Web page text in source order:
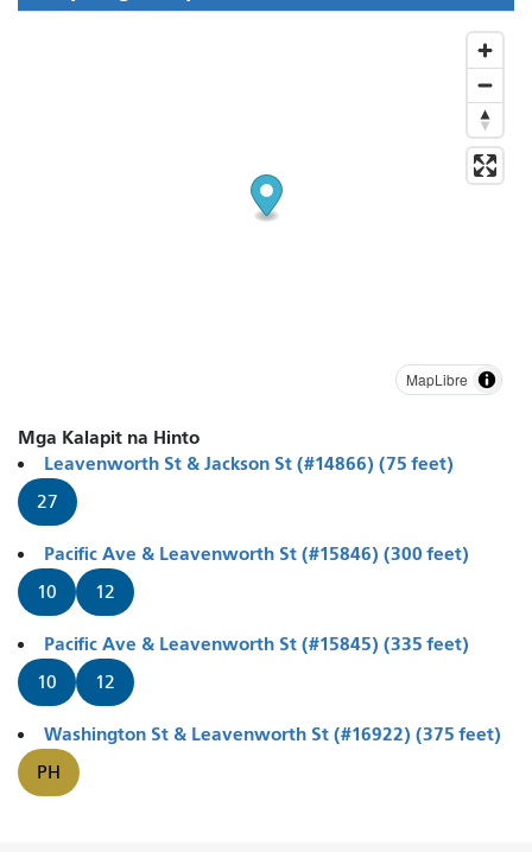
MapLibre
Mga Kalapit na Hinto
Leavenworth St & Jackson St (#14866) (75 feet)
27
Pacific Ave & Leavenworth St (#15846) (300 feet)
10 12
Pacific Ave & Leavenworth St (#15845) (335 feet)
10 12
Washington St & Leavenworth St (#16922) (375 feet)
PH